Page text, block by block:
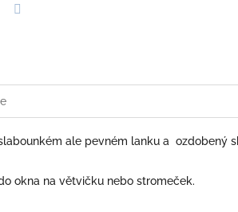
ale pevném lanku a ozdobený
okna na větvičku nebo stromeček.